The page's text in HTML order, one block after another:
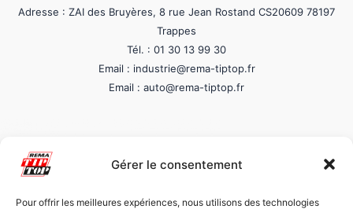
Gérer le consentement
Pour offrir les meilleures expériences, nous utilisons des technologies
Adresse : ZAI des Bruyères, 8 rue Jean Rostand CS20609 78197
Trappes
Tél. : 01 30 13 99 30
Email : industrie@rema-tiptop.fr
Email : auto@rema-tiptop.fr